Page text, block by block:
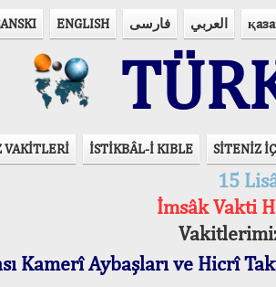
ENGLISH فارسی العربي
VAKİTLERİ İSTİKBÂL-İ KIBLE SİTENİZ
15
İmsâk Vakti
Kamerî Aybaşları ve Hicrî